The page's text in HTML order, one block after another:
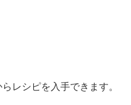
レシピを入手できます。